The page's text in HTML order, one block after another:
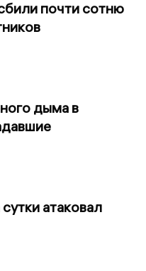
почти сотню
дыма в
атаковал